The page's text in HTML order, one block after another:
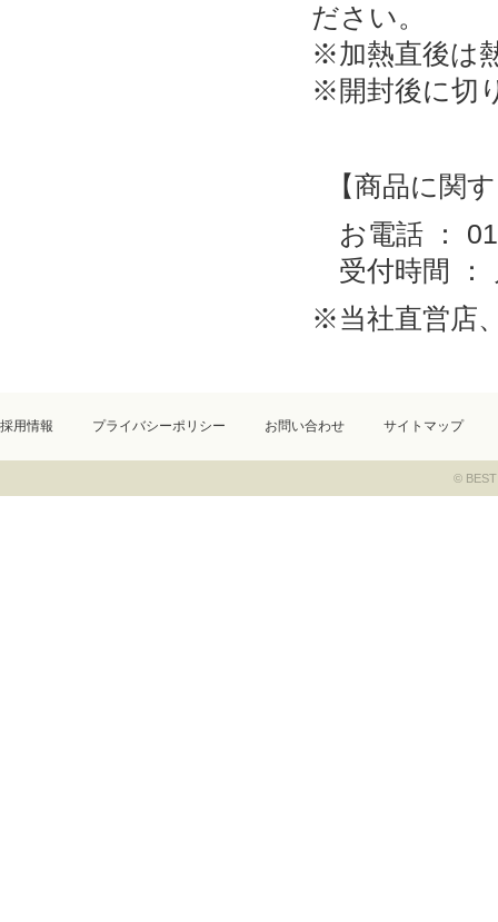
ださい。
※加熱直後は
※開封後に切
【商品に関
お電話 ：
受付時間 ：
※当社直営店
採用情報 プライバシーポリシー お問い合わせ サイトマップ
© BEST